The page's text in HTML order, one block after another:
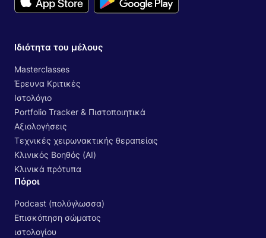
Ιδιότητα του μέλους
Masterclasses
Έρευνα Κριτικές
Ιστολόγιο
Portfolio Tracker & Πιστοποιητικά
Αξιολογήσεις
Τεχνικές χειρωνακτικής θεραπείας
Κλινικός Βοηθός (AI)
Κλινικά πρότυπα
Πόροι
Podcast (πολύγλωσσα)
Επισκόπηση σώματος
ιστολογίου